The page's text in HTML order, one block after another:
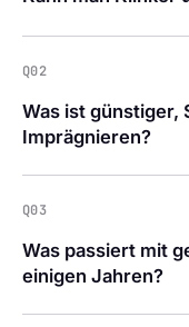
Q02
Was ist günstiger,
Imprägnieren?
Q03
Was passiert mit
einigen Jahren?